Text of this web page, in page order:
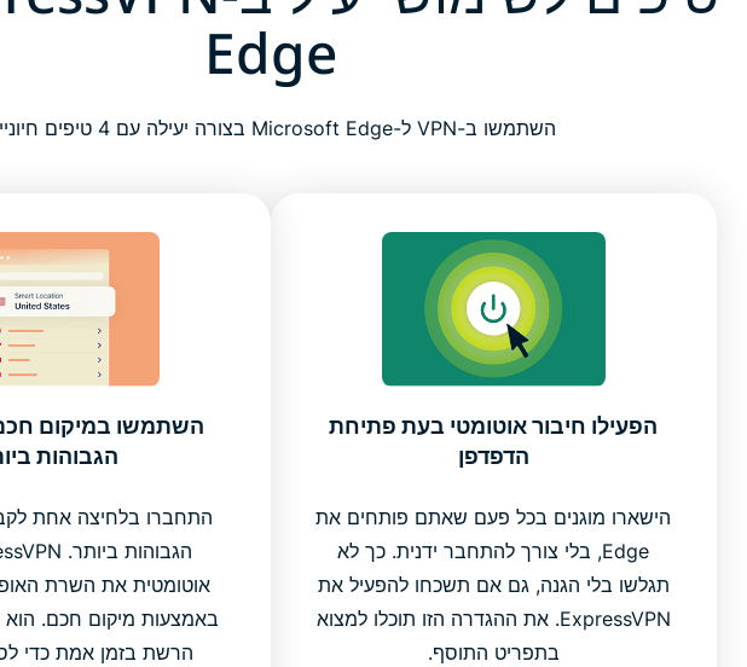
Edge
השתמשו ב-VPN ל-Microsoft Edge בצורה יעילה עם 4 טיפים חיוניים
הפעילו חיבור אוטומטי בעת פתיחת
הדפדפן
הישארו מוגנים בכל פעם שאתם פותחים את
Edge, בלי צורך להתחבר ידנית. כך לא
תגלשו בלי הגנה, גם אם תשכחו להפעיל את
ExpressVPN. את ההגדרה הזו תוכלו למצוא
בתפריט התוסף.
השתמשו במיקום חכם
הגבוהות
התחברו בלחיצה אחת
אוטומטית את השרת
באמצעות מיקום חכם.
הרשת בזמן אמת כדי